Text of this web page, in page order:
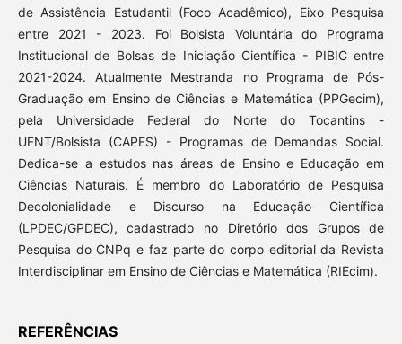
de Assistência Estudantil (Foco Acadêmico), Eixo Pesquisa
entre 2021 - 2023. Foi Bolsista Voluntária do Programa
Institucional de Bolsas de Iniciação Científica - PIBIC entre
2021-2024. Atualmente Mestranda no Programa de Pós-
Graduação em Ensino de Ciências e Matemática (PPGecim),
pela Universidade Federal do Norte do Tocantins -
UFNT/Bolsista (CAPES) - Programas de Demandas Social.
Dedica-se a estudos nas áreas de Ensino e Educação em
Ciências Naturais. É membro do Laboratório de Pesquisa
Decolonialidade e Discurso na Educação Científica
(LPDEC/GPDEC), cadastrado no Diretório dos Grupos de
Pesquisa do CNPq e faz parte do corpo editorial da Revista
Interdisciplinar em Ensino de Ciências e Matemática (RIEcim).
REFERÊNCIAS